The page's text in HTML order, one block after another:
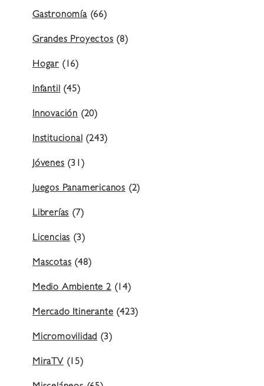
Gastronomía(66)
Grandes Proyectos(8)
Hogar (16)
Infantil(45)
Innovación (20)
Institucional(243)
Jóvenes(31)
Juegos Panamericanos (2)
Librerías(7)
Licencias(3)
Mascotas(48)
Medio Ambiente 2(14)
Mercado Itinerante(423)
Micromovilidad(3)
MiraTV(15)